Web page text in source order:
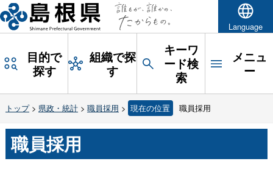
Language
目的で
探す
組織で探
す
キーワ
ード検
索
メニュ
ー
トップ> 県政・統計> 職員採用 > 現在の位置 職員採用
職員採用